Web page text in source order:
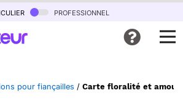
professionnel
pour fiançailles / Carte floralité et amour